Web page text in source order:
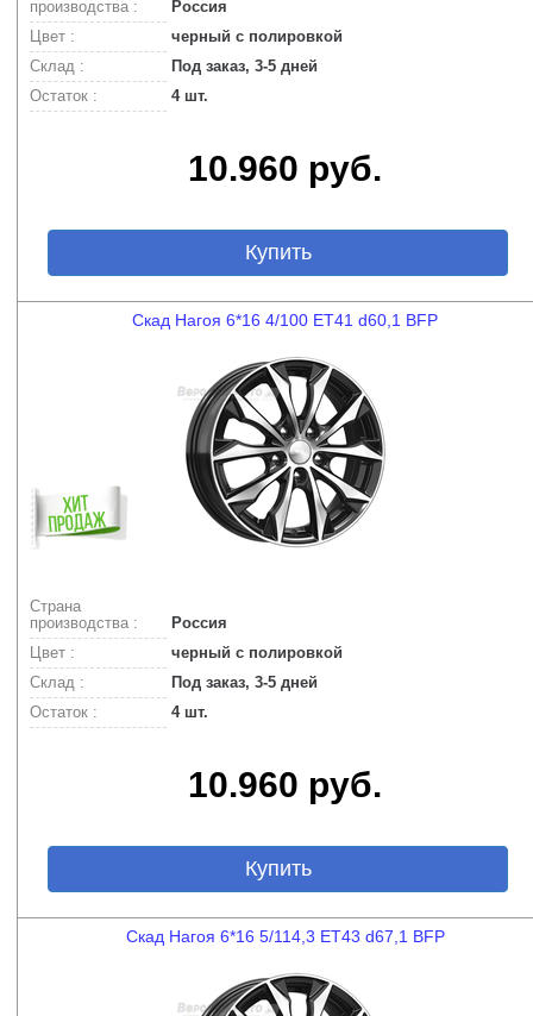
производства :
Россия
Цвет :
черный с полировкой
Склад :
Под заказ, 3-5 дней
Остаток :
4 шт.
10.960 руб.
Купить
Скад Нагоя 6*16 4/100 ET41 d60,1 BFP
Страна
производства :
Россия
Цвет :
черный с полировкой
Склад :
Под заказ, 3-5 дней
Остаток :
4 шт.
10.960 руб.
Купить
Скад Нагоя 6*16 5/114,3 ET43 d67,1 BFP